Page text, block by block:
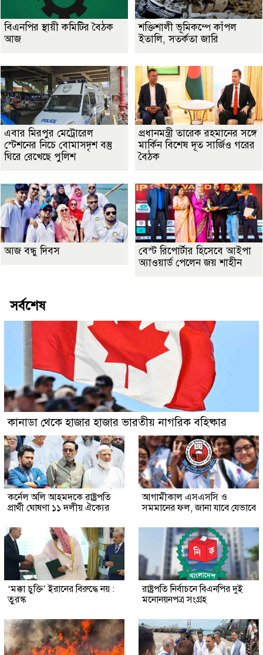
বিএনপির স্থায়ী কমিটির বৈঠক
আজ
শক্তিশালী ভূমিকম্পে কাঁপল
ইতালি, সতর্কতা জারি
এবার মিরপুর মেট্রোরেল
স্টেশনের নিচে বোমাসদৃশ বস্তু
ঘিরে রেখেছে পুলিশ
প্রধানমন্ত্রী তারেক রহমানের সঙ্গে
মার্কিন বিশেষ দূত সার্জিও গরের
বৈঠক
আজ বন্ধু দিবস
বেস্ট রিপোর্টার হিসেবে আইপা
অ্যাওয়ার্ড পেলেন জয় শাহীন
সর্বশেষ
কানাডা থেকে হাজার হাজার ভারতীয় নাগরিক বহিষ্কার
কর্নেল অলি আহমদকে রাষ্ট্রপতি
প্রার্থী ঘোষণা ১১ দলীয় ঐক্যের
আগামীকাল এসএসসি ও
সমমানের ফল, জানা যাবে যেভাবে
‘মক্কা চুক্তি’ ইরানের বিরুদ্ধে নয় :
তুরস্ক
রাষ্ট্রপতি নির্বাচনে বিএনপির দুই
মনোনয়নপত্র সংগ্রহ